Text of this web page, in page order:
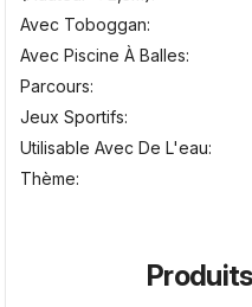
Avec Toboggan
Avec Piscine À Balles
Parcours
Jeux Sportifs
Utilisable Avec De L'eau
Thème